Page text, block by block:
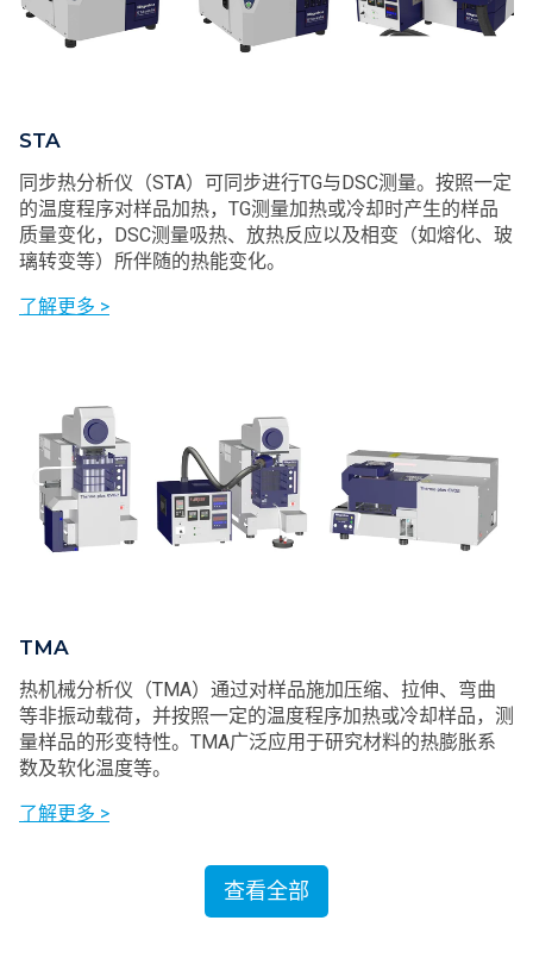
STA
同步热分析仪（STA）可同步进行TG与DSC测量。按照一定
的温度程序对样品加热，TG测量加热或冷却时产生的样品
质量变化，DSC测量吸热、放热反应以及相变（如熔化、玻
璃转变等）所伴随的热能变化。
了解更多 >
TMA
热机械分析仪（TMA）通过对样品施加压缩、拉伸、弯曲
等非振动载荷，并按照一定的温度程序加热或冷却样品，测
量样品的形变特性。TMA广泛应用于研究材料的热膨胀系
数及软化温度等。
了解更多 >
查看全部